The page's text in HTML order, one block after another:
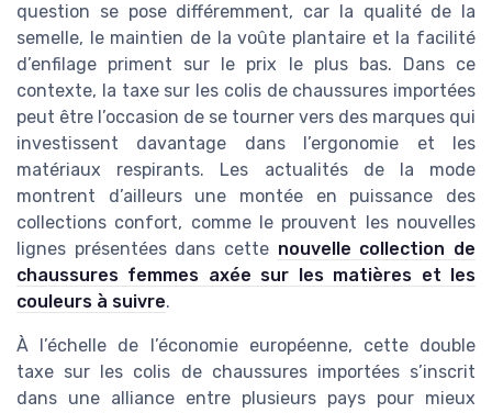
question se pose différemment, car la qualité de la
semelle, le maintien de la voûte plantaire et la facilité
d’enfilage priment sur le prix le plus bas. Dans ce
contexte, la taxe sur les colis de chaussures importées
peut être l’occasion de se tourner vers des marques qui
investissent davantage dans l’ergonomie et les
matériaux respirants. Les actualités de la mode
montrent d’ailleurs une montée en puissance des
collections confort, comme le prouvent les nouvelles
lignes présentées dans cette nouvelle collection de
chaussures femmes axée sur les matières et les
couleurs à suivre.
À l’échelle de l’économie européenne, cette double
taxe sur les colis de chaussures importées s’inscrit
dans une alliance entre plusieurs pays pour mieux